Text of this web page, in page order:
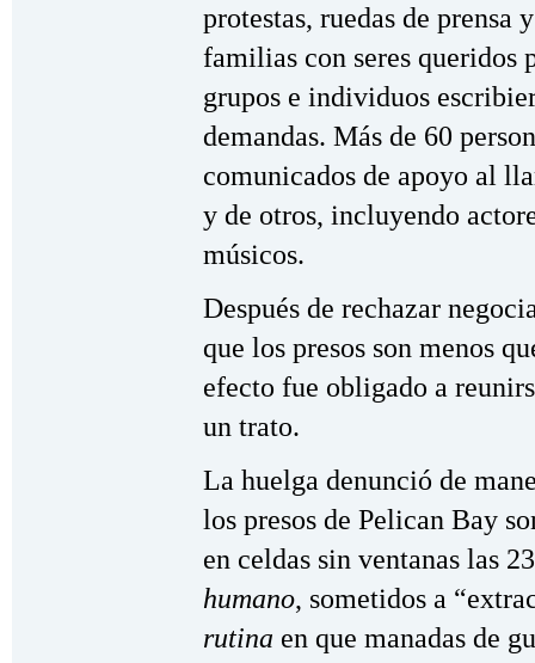
protestas, ruedas de
familias con seres queridos
grupos e individuos
demandas. Más de 60
comunicados de apoyo al
y de otros, incluyendo
músicos.
Después de rechazar
que los presos son menos
efecto fue obligado a
un trato.
La huelga denunció de
los presos de Pelican Bay
en celdas sin ventanas las
humano, sometidos a
rutina en que manadas de